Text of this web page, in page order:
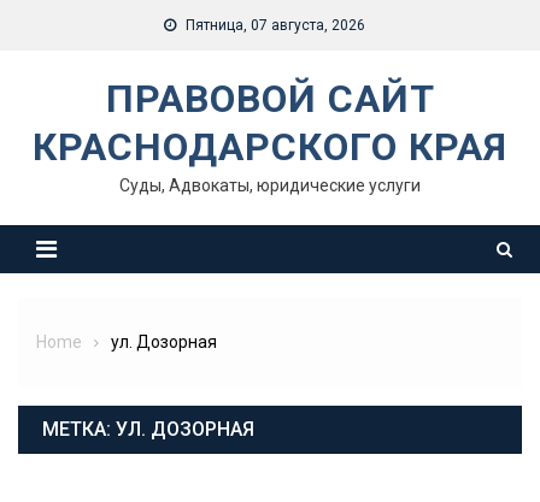
Пятница, 07 августа, 2026
ПРАВОВОЙ САЙТ
КРАСНОДАРСКОГО КРАЯ
Суды, Адвокаты, юридические услуги
Home ул. Дозорная
МЕТКА: УЛ. ДОЗОРНАЯ